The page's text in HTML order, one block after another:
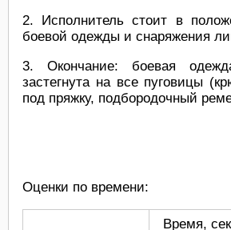
2. Исполнитель стоит в
боевой одежды и снаряжения
3. Окончание: боевая
застегнута на все пуговицы
под пряжку, подбородочный
Оценки по времени:
Время,